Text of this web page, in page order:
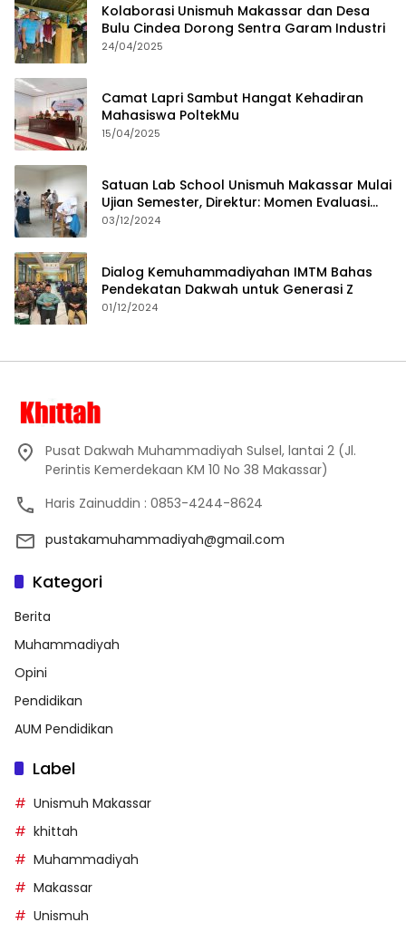
Kolaborasi Unismuh Makassar dan Desa
Bulu Cindea Dorong Sentra Garam Industri
24/04/2025
Camat Lapri Sambut Hangat Kehadiran
Mahasiswa PoltekMu
15/04/2025
Satuan Lab School Unismuh Makassar Mulai
Ujian Semester, Direktur: Momen Evaluasi
Proses Pembelajaran
03/12/2024
Dialog Kemuhammadiyahan IMTM Bahas
Pendekatan Dakwah untuk Generasi Z
01/12/2024
Pusat Dakwah Muhammadiyah Sulsel, lantai 2 (Jl.
Perintis Kemerdekaan KM 10 No 38 Makassar)
Haris Zainuddin : 0853-4244-8624
pustakamuhammadiyah@gmail.com
Kategori
Berita
Muhammadiyah
Opini
Pendidikan
AUM Pendidikan
Label
Unismuh Makassar
khittah
Muhammadiyah
Makassar
Unismuh